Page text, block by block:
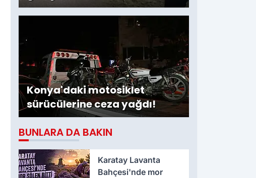
Konya'daki motosiklet
sürücülerine ceza yağdı!
BUNLARA DA BAKIN
Karatay Lavanta
Bahçesi'nde mor